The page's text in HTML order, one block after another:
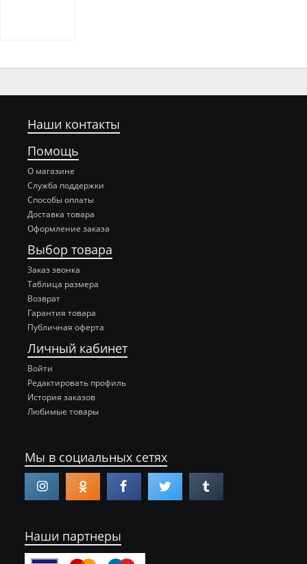
Наши контакты
Помощь
О магазине
Служба поддержки
Способы оплаты
Доставка товара
Оформление заказа
Выбор товара
Заказ звонка
Таблица размера
Возврат
Гарантия товара
Публичная оферта
Личный кабинет
Войти
Редактировать профиль
История заказов
Любимые товары
Мы в социальных сетях
Наши партнеры